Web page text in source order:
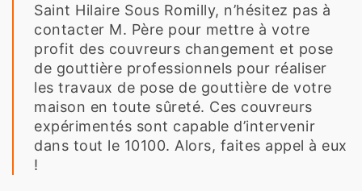
Saint Hilaire Sous Romilly, n’hésitez pas à
contacter M. Père pour mettre à votre
profit des couvreurs changement et pose
de gouttière professionnels pour réaliser
les travaux de pose de gouttière de votre
maison en toute sûreté. Ces couvreurs
expérimentés sont capable d’intervenir
dans tout le 10100. Alors, faites appel à eux
!